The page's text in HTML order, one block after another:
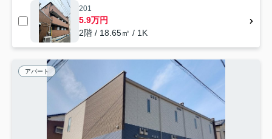
201
5.9万円
2階 / 18.65㎡ / 1K
アパート